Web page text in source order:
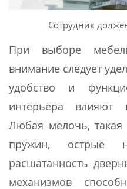
Сотрудник
При выборе
внимание следует
удобство и
интерьера влияют
Любая мелочь, такая
пружин, острые
расшатанность
механизмов